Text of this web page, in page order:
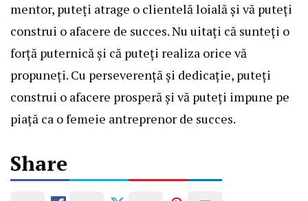
mentor, puteți atrage o clientelă loială și vă puteți
construi o afacere de succes. Nu uitați că sunteți o
forță puternică și că puteți realiza orice vă
propuneți. Cu perseverență și dedicație, puteți
construi o afacere prosperă și vă puteți impune pe
piață ca o femeie antreprenor de succes.
Share